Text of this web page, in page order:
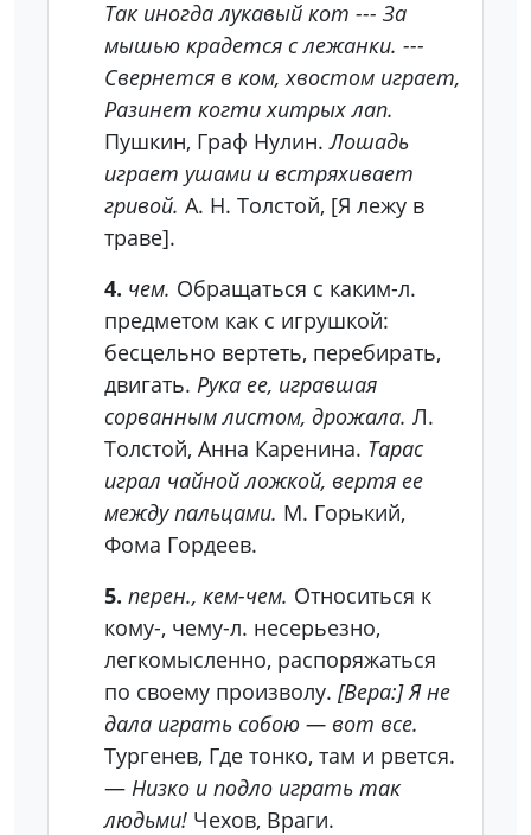
Так иногда лукавый кот --- За
мышью крадется с лежанки. ---
Свернется в ком, хвостом играет,
Разинет когти хитрых лап.
Пушкин, Граф Нулин.Лошадь
играет ушами и встряхивает
гривой. А. Н. Толстой, [Я лежу в
траве].
4. чем. Обращаться с каким-л.
предметом как с игрушкой:
бесцельно вертеть, перебирать,
двигать. Рука ее, игравшая
сорванным листом, дрожала. Л.
Толстой, Анна Каренина. Тарас
играл чайной ложкой, вертя ее
между пальцами. М. Горький,
Фома Гордеев.
5. перен., кем-чем. Относиться к
кому-, чему-л. несерьезно,
легкомысленно, распоряжаться
по своему произволу. [Вера:] Я не
дала играть собою — вот все.
Тургенев, Где тонко, там и рвется.
— Низко и подло играть так
людьми! Чехов, Враги.